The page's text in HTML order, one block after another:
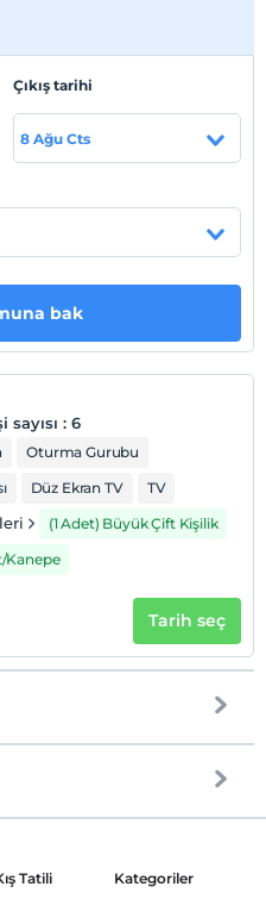
Göster
2 çocuk ücretsizdir
Çıkış tarihi
8 Ağu Cts
bak
: 6
Oturma Gurubu
Düz Ekran TV TV
(1 Adet) Büyük Çift Kişilik
Kanepe
Tarih seç
ve tüm odalar
Tatili Kategoriler